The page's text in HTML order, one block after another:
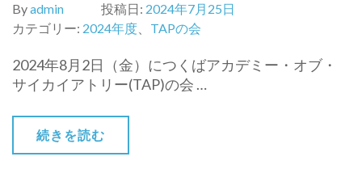
Byadmin 投稿日: 2024年7月25日
カテゴリー: 2024年度 TAPの会
2024年8月2日（金）につくばアカデミー・オブ・
サイカイアトリー(TAP)の会 …
続きを読む